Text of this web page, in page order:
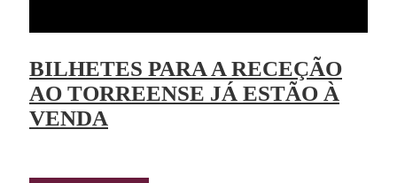
BILHETES PARA A RECEÇÃO
AO TORREENSE JÁ ESTÃO À
VENDA